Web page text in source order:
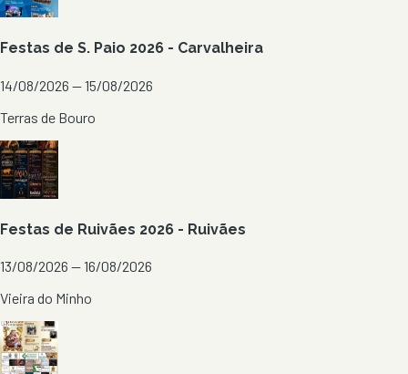
Festas de S. Paio 2026 - Carvalheira
14/08/2026 — 15/08/2026
Terras de Bouro
Festas de Ruivães 2026 - Ruivães
13/08/2026 — 16/08/2026
Vieira do Minho